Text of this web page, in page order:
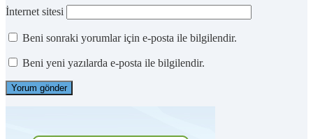
İnternet sitesi
Beni sonraki yorumlar için e-posta ile bilgilendir.
Beni yeni yazılarda e-posta ile bilgilendir.